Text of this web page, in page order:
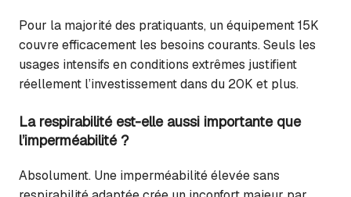
Pour la majorité des pratiquants, un équipement 15K
couvre efficacement les besoins courants. Seuls les
usages intensifs en conditions extrêmes justifient
réellement l’investissement dans du 20K et plus.
La respirabilité est-elle aussi importante que
l’imperméabilité ?
Absolument. Une imperméabilité élevée sans